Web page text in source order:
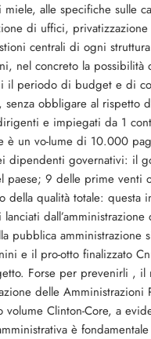
alle specifiche sulle
di uffici,
centrali di ogni
nel concreto la
periodo di budget e di
obbligare al rispetto
e impiegati da 1
un vo-lume di 10.000
governativi: il
9 delle prime venti
qualità totale: questa
amministrazione
e il pro-otto finalizzato
Forse per prevenirli , il
delle Amministrazioni
Clinton-Core, a
è